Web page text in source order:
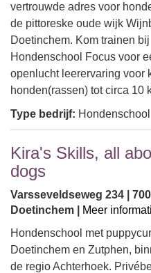
vertrouwde adres voor
de pittoreske oude wijk
Doetinchem. Kom trainen bij
Hondenschool Focus voor
openlucht leerervaring voor
honden(rassen) tot circa 10
Type bedrijf: Hondenschool
Kira's Skills, all
dogs
Varsseveldseweg 234 |
Doetinchem |
Meer
Hondenschool met
Doetinchem en Zutphen,
de regio Achterhoek.